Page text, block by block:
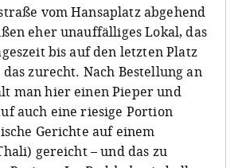
vom Hansaplatz abgehend
eher unauffälliges Lokal, das
bis auf den letzten Platz
zurecht. Nach Bestellung an
man hier einen Pieper und
auch eine riesige Portion
Gerichte auf einem
gereicht – und das zu